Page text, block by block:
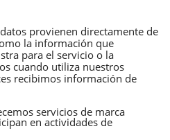
provienen directamente de
la información que
para el servicio o la
cuando utiliza nuestros
recibimos información de
servicios de marca
en actividades de